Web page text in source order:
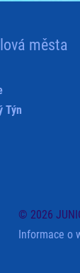
města
Týn
© 2026
Informace o